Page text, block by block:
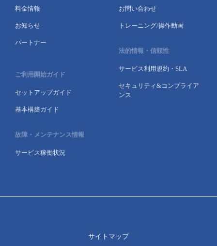
料金情報
お知らせ
パートナー
ご利用開始ガイド
セットアップガイド
基本構築ガイド
故障・メンテナンス情報
サービス稼働状況
お問い合わせ
トレーニング/操作動画
法的情報・信頼性
サービス利用規約・SLA
セキュリティ&コンプライア
ンス
サイトマップ